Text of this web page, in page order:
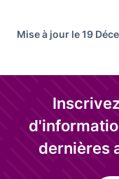
Mise à jour le 19
dernières